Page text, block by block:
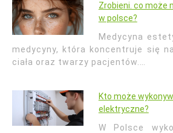
Zrobieni. co może
w polsce?
Medycyna
medycyny, która koncentruje się
ciała oraz twarzy pacjentów.…
Kto może
elektryczne?
W Polsce